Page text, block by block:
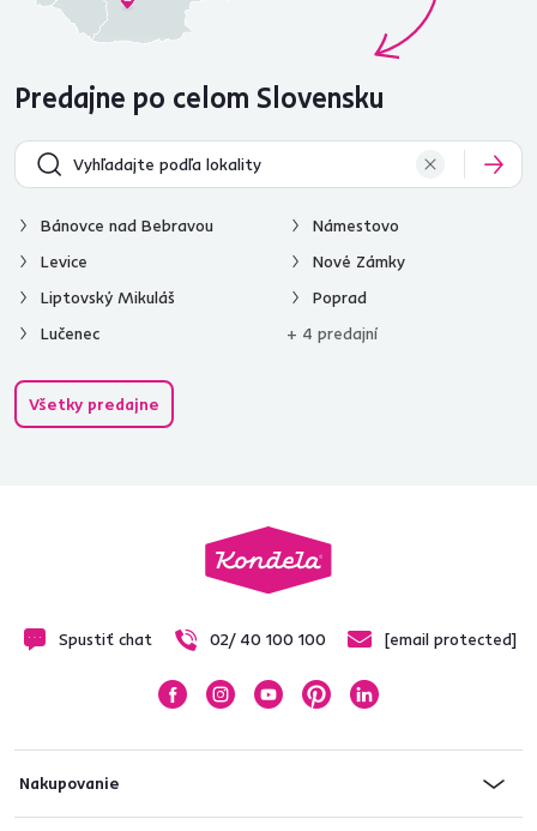
Predajne po celom Slovensku
Bánovce nad Bebravou
Levice
Liptovský Mikuláš
Lučenec
Námestovo
Nové Zámky
Poprad
+ 4 predajní
Všetky predajne
Spustiť chat 02/ 40 100 100 [email protected]
Nakupovanie